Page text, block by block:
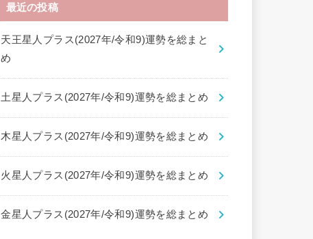
最近の投稿
天王星人プラス(2027年/令和9)運勢を総まと
め
土星人プラス(2027年/令和9)運勢を総まとめ
木星人プラス(2027年/令和9)運勢を総まとめ
火星人プラス(2027年/令和9)運勢を総まとめ
金星人プラス(2027年/令和9)運勢を総まとめ